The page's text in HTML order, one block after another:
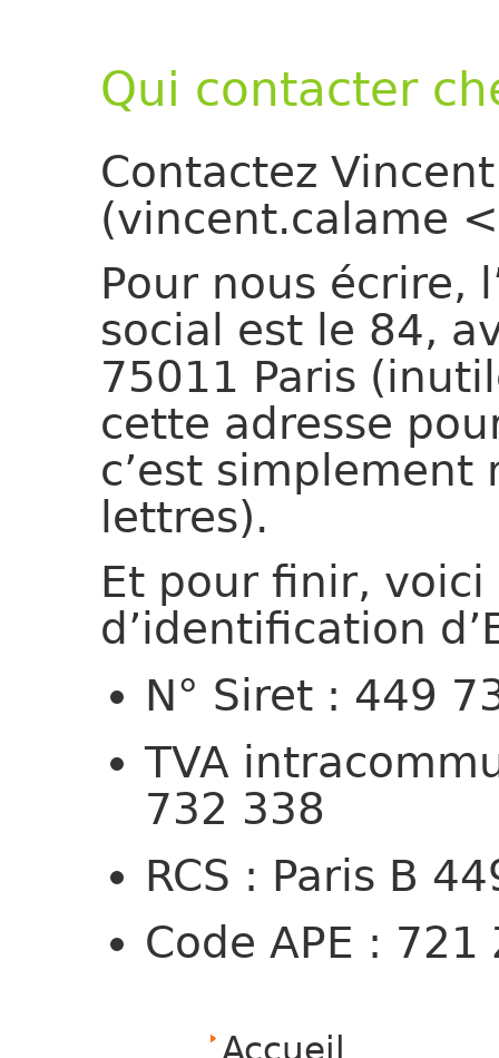
Qui contacter
Contactez
(vincent.calame
Pour nous écrire,
social est le 84,
75011 Paris
cette adresse
c’est
lettres).
Et pour finir, voici
d’identification
N° Siret : 449
TVA
732 338
RCS : Paris B
Code APE : 721
Accueil